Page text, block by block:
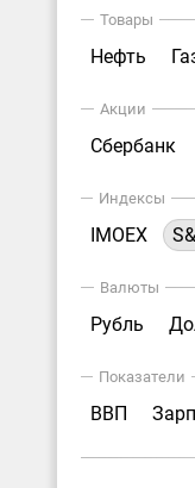
Товары
Нефть
Акции
Сбербанк
Индексы
IMOEX
Валюты
Рубль
Показатели
ВВП